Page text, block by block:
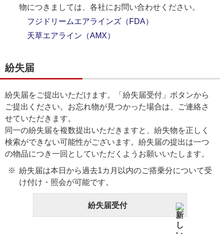
物につきましては、各社にお問い合わせください。
フジドリームエアラインズ（FDA）
天草エアライン（AMX）
紛失届
紛失届をご提出いただけます。「紛失届受付」ボタンから
ご提出ください。お忘れ物が見つかった場合は、ご連絡さ
せていただきます。
同一の紛失届を複数提出いただきますと、紛失物を正しく
検索ができない可能性がございます。紛失届の提出は一つ
の物品につき一回としていただくようお願いいたします。
紛失届は本日から過去1カ月以内のご搭乗分について受
け付け・照会が可能です。
紛失届受付